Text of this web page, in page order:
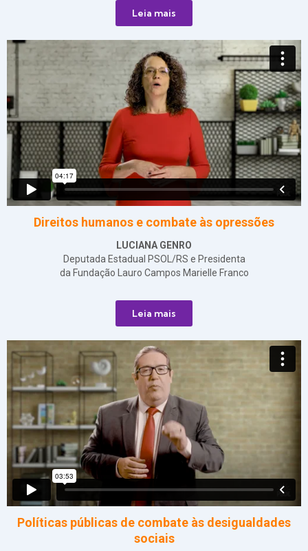
Leia mais
Direitos humanos e combate às opressões
LUCIANA GENRO
Deputada Estadual PSOL/RS e Presidenta
da Fundação Lauro Campos Marielle Franco
Leia mais
Políticas públicas de combate às desigualdades
sociais